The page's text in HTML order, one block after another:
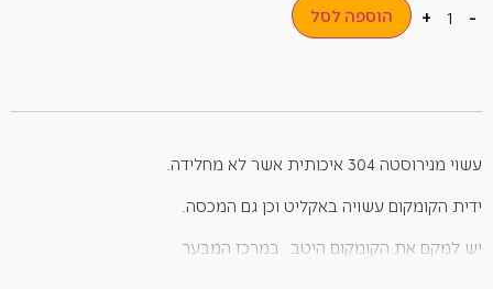
-
+ הוספה לסל
עשוי מנירוסטה 304 איכותית אשר לא מחלידה.
ידית הקומקום עשויה באקליט וכן גם המכסה.
יש למקם את הקומקום היטב במרכז המבער.